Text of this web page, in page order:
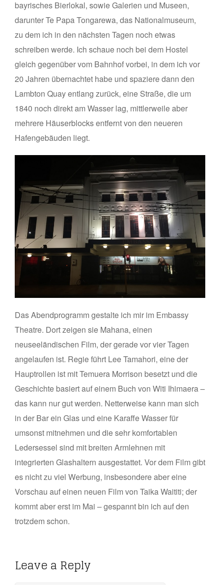
bayrisches Bierlokal, sowie Galerien und Museen,
darunter Te Papa Tongarewa, das Nationalmuseum,
zu dem ich in den nächsten Tagen noch etwas
schreiben werde. Ich schaue noch bei dem Hostel
gleich gegenüber vom Bahnhof vorbei, in dem ich vor
20 Jahren übernachtet habe und spaziere dann den
Lambton Quay entlang zurück, eine Straße, die um
1840 noch direkt am Wasser lag, mittlerweile aber
mehrere Häuserblocks entfernt von den neueren
Hafengebäuden liegt.
Das Abendprogramm gestalte ich mir im Embassy
Theatre. Dort zeigen sie Mahana, einen
neuseeländischen Film, der gerade vor vier Tagen
angelaufen ist. Regie führt Lee Tamahori, eine der
Hauptrollen ist mit Temuera Morrison besetzt und die
Geschichte basiert auf einem Buch von Witi Ihimaera –
das kann nur gut werden. Netterweise kann man sich
in der Bar ein Glas und eine Karaffe Wasser für
umsonst mitnehmen und die sehr komfortablen
Ledersessel sind mit breiten Armlehnen mit
integrierten Glashaltern ausgestattet. Vor dem Film gibt
es nicht zu viel Werbung, insbesondere aber eine
Vorschau auf einen neuen Film von Taika Waititi; der
kommt aber erst im Mai – gespannt bin ich auf den
trotzdem schon.
Leave a Reply